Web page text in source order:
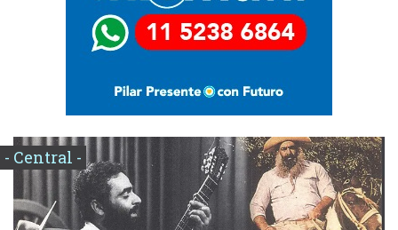
- Central -